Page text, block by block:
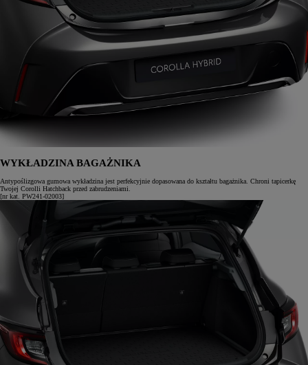
WYKŁADZINA BAGAŻNIKA
Antypoślizgowa gumowa wykładzina jest perfekcyjnie dopasowana do kształtu bagażnika. Chroni tapicerkę
Twojej Corolli Hatchback przed zabrudzeniami.
[nr kat. PW241-02003]